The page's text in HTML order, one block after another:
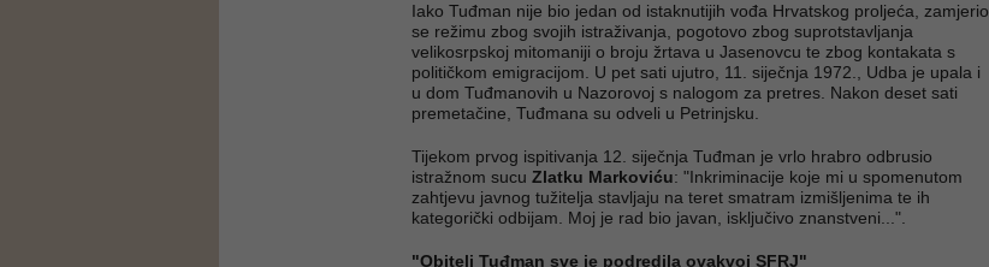
Iako Tuđman nije bio jedan od istaknutijih vođa Hrvatskog proljeća, zamjerio
se režimu zbog svojih istraživanja, pogotovo zbog suprotstavljanja
velikosrpskoj mitomaniji o broju žrtava u Jasenovcu te zbog kontakata s
političkom emigracijom. U pet sati ujutro, 11. siječnja 1972., Udba je upala i
u dom Tuđmanovih u Nazorovoj s nalogom za pretres. Nakon deset sati
premetačine, Tuđmana su odveli u Petrinjsku.
Tijekom prvog ispitivanja 12. siječnja Tuđman je vrlo hrabro odbrusio
istražnom sucu Zlatku Markoviću: "Inkriminacije koje mi u spomenutom
zahtjevu javnog tužitelja stavljaju na teret smatram izmišljenima te ih
kategorički odbijam. Moj je rad bio javan, isključivo znanstveni...".
"Obitelj Tuđman sve je podredila ovakvoj SFRJ"